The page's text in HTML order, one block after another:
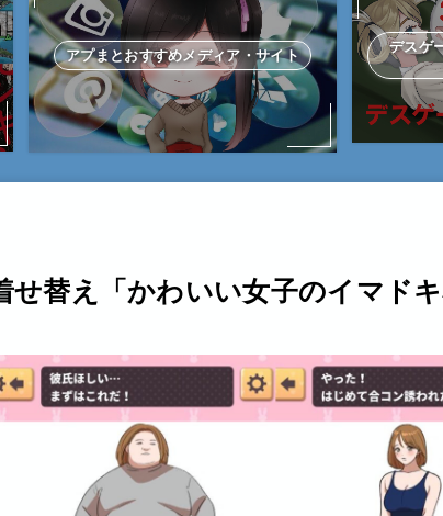
アプまとおすすめメディア・サイト
デスゲ
せ替え「かわいい女子のイマド